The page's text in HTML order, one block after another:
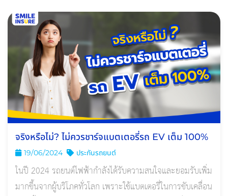
จริงหรือไม่? ไม่ควรชาร์จแบตเตอรี่รถ EV เต็ม 100%
19/06/2024 ประกันรถยนต์
ในปี 2024 รถยนต์ไฟฟ้ากำลังได้รับความสนใจและยอมรับเพิ่ม
มากขึ้นจากผู้บริโภคทั่วโลก เพราะใช้แบตเตอรี่ในการขับเคลื่อน